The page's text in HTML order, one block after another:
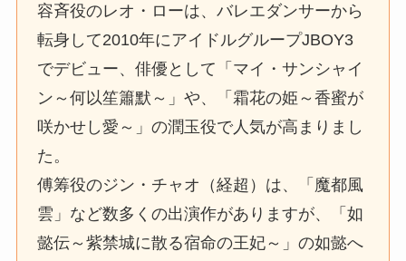
容斉役のレオ・ローは、バレエダンサーから
転身して2010年にアイドルグループJBOY3
でデビュー、俳優として「マイ・サンシャイ
ン～何以笙簫默～」や、「霜花の姫～香蜜が
咲かせし愛～」の潤玉役で人気が高まりまし
た。
傅筹役のジン・チャオ（経超）は、「魔都風
雲」など数多くの出演作がありますが、「如
懿伝～紫禁城に散る宿命の王妃～」の如懿へ